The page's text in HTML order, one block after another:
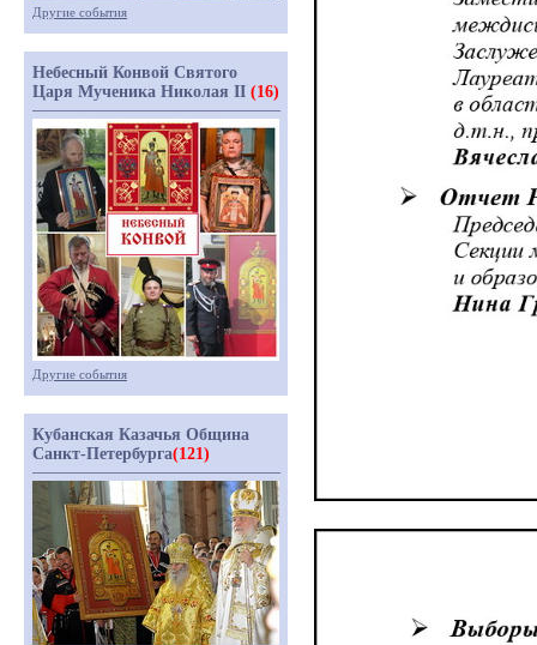
Другие события
Небесный Конвой Святого
Царя Мученика Николая II (16)
Другие события
Кубанская Казачья Община
Санкт-Петербурга(121)